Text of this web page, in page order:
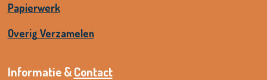
Papierwerk
Overig Verzamelen
Informatie &Contact